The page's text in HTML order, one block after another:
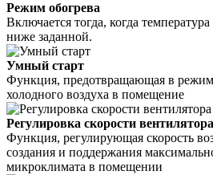
Режим обогрева
Включается тогда, когда
ниже заданной.
Умный старт
Функция, предотвращающая в
холодного воздуха в помещение
Регулировка скорости вентилятора
Функция, регулирующая скорость
создания и поддержания
микроклимата в помещении